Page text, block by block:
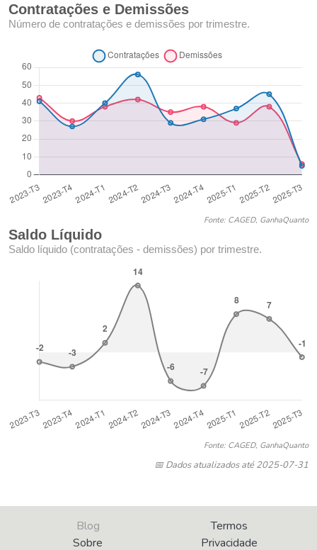
Contratações e Demissões
Número de contratações e demissões por trimestre.
Fonte: CAGED, GanhaQuanto
Saldo Líquido
Saldo líquido (contratações - demissões) por trimestre.
Fonte: CAGED, GanhaQuanto
📅 Dados atualizados até 2025-07-31
Blog
Sobre
Termos
Privacidade